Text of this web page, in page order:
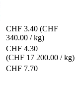
CHF 3.40 (CHF
340.00 / kg)
CHF 4.30
(CHF 17 200.00 / kg)
CHF 7.70